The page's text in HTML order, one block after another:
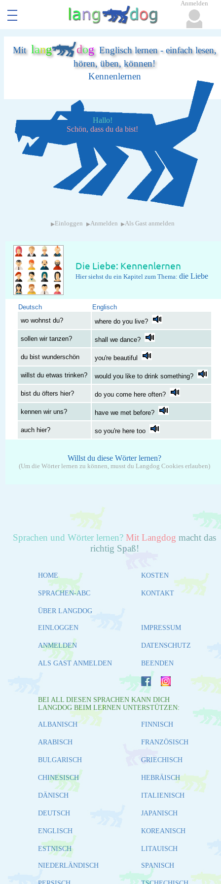
Mit lang dogEnglisch lernen - einfach lesen,
hören, üben, können!
Kennenlernen
Hallo!
Schön, dass du da bist!
▸ Einloggen ▸Anmelden ▸Als Gast anmelden
Die Liebe: Kennenlernen
Hier siehst du ein Kapitel zum Thema: die Liebe
Deutsch
Englisch
wo wohnst du?
where do you live?
sollen wir tanzen? shall we dance?
du bist wunderschön you're beautiful
willst du etwas trinken? would you like to drink something?
bist du öfters hier? do you come here often?
kennen wir uns? have we met before?
auch hier? so you're here too
Willst du diese Wörter lernen?
(Um die Wörter lernen zu können, musst du Langdog Cookies erlauben)
Sprachen und Wörter lernen? Mit Langdog macht das
richtig Spaß!
HOME
SPRACHEN-ABC
ÜBER LANGDOG
KOSTEN
KONTAKT
EINLOGGEN
ANMELDEN
ALS GAST ANMELDEN
IMPRESSUM
DATENSCHUTZ
BEENDEN
BEI ALL DIESEN SPRACHEN KANN DICH
LANGDOG BEIM LERNEN UNTERSTÜTZEN:
ALBANISCH
ARABISCH
BULGARISCH
CHINESISCH
DÄNISCH
DEUTSCH
ENGLISCH
ESTNISCH
FINNISCH
FRANZÖSISCH
GRIECHISCH
HEBRÄISCH
ITALIENISCH
JAPANISCH
KOREANISCH
LITAUISCH
NIEDERLÄNDISCH SPANISCH
Anmelden